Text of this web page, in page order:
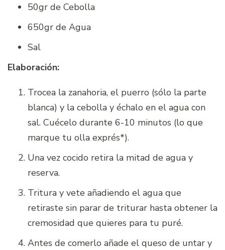
50gr de Cebolla
650gr de Agua
Sal
Elaboración:
Trocea la zanahoria, el puerro (sólo la parte
blanca) y la cebolla y échalo en el agua con
sal. Cuécelo durante 6-10 minutos (lo que
marque tu olla exprés*).
Una vez cocido retira la mitad de agua y
reserva.
Tritura y vete añadiendo el agua que
retiraste sin parar de triturar hasta obtener la
cremosidad que quieres para tu puré.
Antes de comerlo añade el queso de untar y